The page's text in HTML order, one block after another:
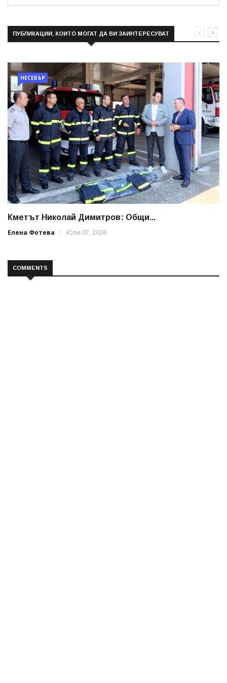
ПУБЛИКАЦИИ, КОИТО МОГАТ ДА ВИ ЗАИНТЕРЕСУВАТ
НЕСЕБЪР
Кметът Николай Димитров: Общи...
Елена Фотева
Юли 07, 2026
COMMENTS